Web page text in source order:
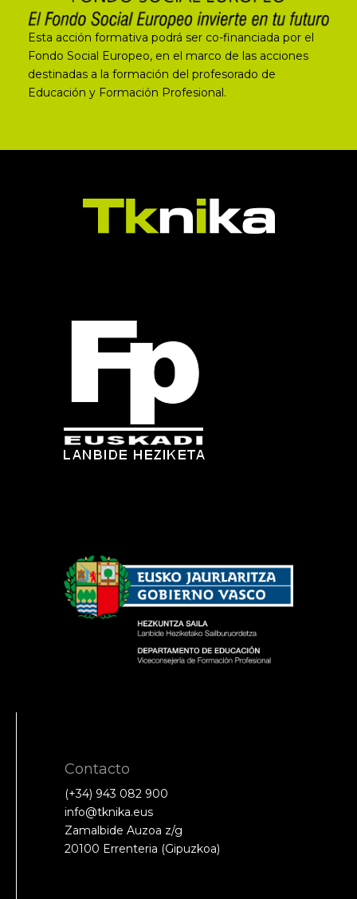
Esta acción formativa podrá ser co-financiada por el
Fondo Social Europeo, en el marco de las acciones
destinadas a la formación del profesorado de
Educación y Formación Profesional.
Contacto
(+34) 943 082 900
info@tknika.eus
Zamalbide Auzoa z/g
20100 Errenteria (Gipuzkoa)